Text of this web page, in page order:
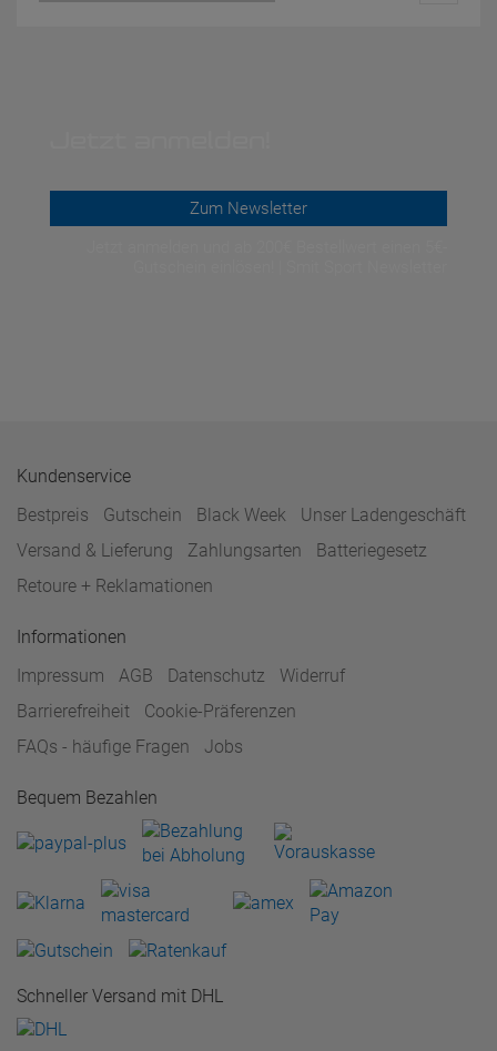
Zum Newsletter
Kundenservice
Bestpreis
Gutschein Black Week
Unser Ladengeschäft
Versand & Lieferung
Zahlungsarten
Batteriegesetz
Retoure + Reklamationen
Informationen
Impressum
AGB Datenschutz
Widerruf
Barrierefreiheit
Cookie-Präferenzen
FAQs - häufige Fragen
Jobs
Bequem Bezahlen
Schneller Versand mit DHL